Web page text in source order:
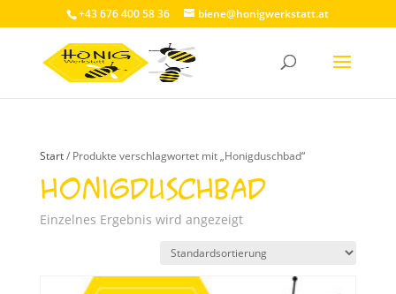
+43 676 400 58 36 biene@honigwerkstatt.at
Start/ Produkte verschlagwortet mit „Honigduschbad“
Honigduschbad
Einzelnes Ergebnis wird angezeigt